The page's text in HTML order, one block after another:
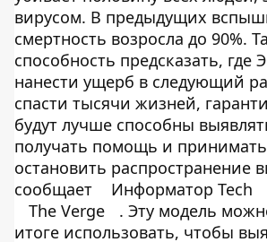
вирусом. В предыдущих
смертность возросла до 90%.
способность предсказать, где
нанести ущерб в следующий
спасти тысячи жизней,
будут лучше способны
получать помощь и
остановить распространение
сообщает
Информатор Tech
The Verge
. Эту модель
итоге использовать, чтобы